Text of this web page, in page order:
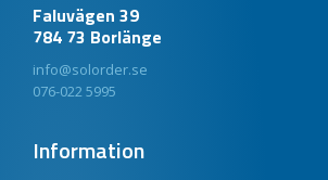
Faluvägen 39
784 73 Borlänge
info@solorder.se
076-022 5995
Information